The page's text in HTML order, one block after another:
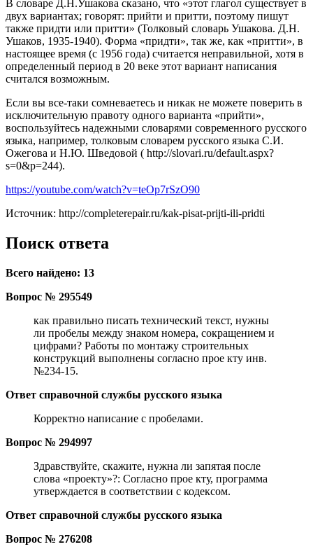
В словаре Д.Н.Ушакова сказано, что «этот глагол существует в
двух вариантах; говорят: прийти и притти, поэтому пишут
также придти или притти» (Толковый словарь Ушакова. Д.Н.
Ушаков, 1935-1940). Форма «придти», так же, как «притти», в
настоящее время (с 1956 года) считается неправильной, хотя в
определенный период в 20 веке этот вариант написания
считался возможным.
Если вы все-таки сомневаетесь и никак не можете поверить в
исключительную правоту одного варианта «прийти»,
воспользуйтесь надежными словарями современного русского
языка, например, толковым словарем русского языка С.И.
Ожегова и Н.Ю. Шведовой ( http://slovari.ru/default.aspx?
s=0&p=244).
https://youtube.com/watch?v=teOp7rSzO90
Источник: http://completerepair.ru/kak-pisat-prijti-ili-pridti
Поиск ответа
Всего найдено: 13
Вопрос № 295549
как правильно писать технический текст, нужны
ли пробелы между знаком номера, сокращением и
цифрами? Работы по монтажу строительных
конструкций выполнены согласно прое кту инв.
№234-15.
Ответ справочной службы русского языка
Корректно написание с пробелами.
Вопрос № 294997
Здравствуйте, скажите, нужна ли запятая после
слова «проекту»?: Согласно прое кту, программа
утверждается в соответствии с кодексом.
Ответ справочной службы русского языка
Вопрос № 276208